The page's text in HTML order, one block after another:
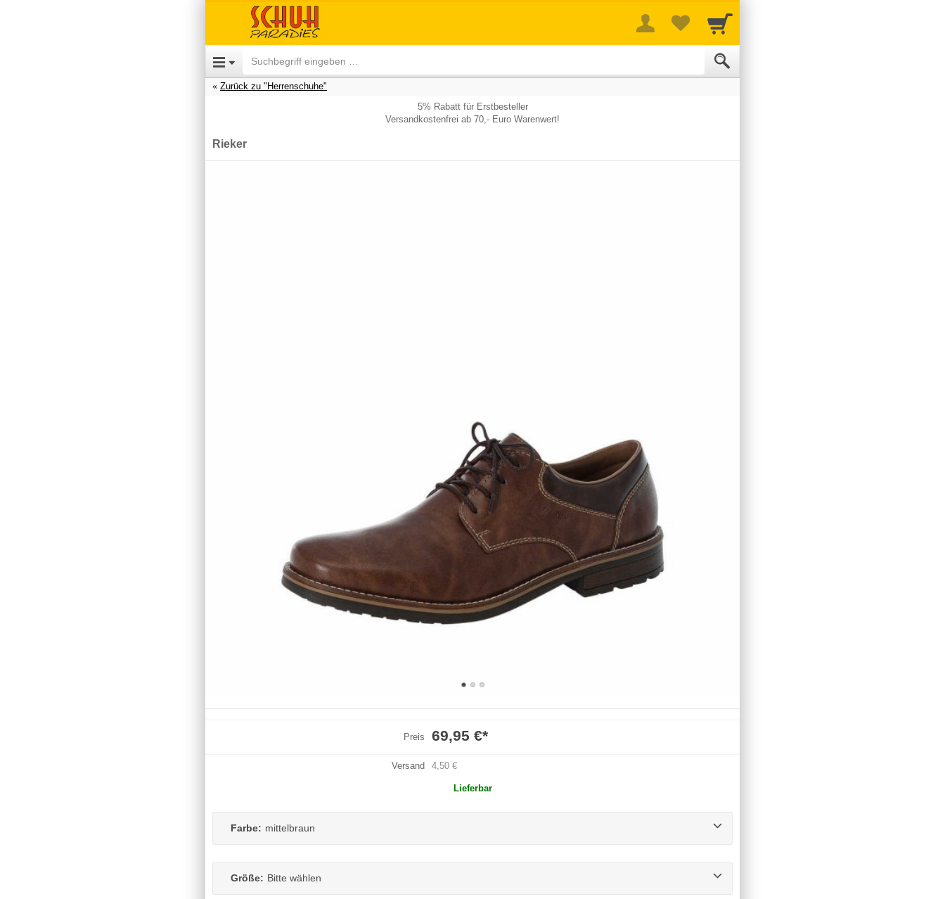
Zurück zu "Herrenschuhe"
5% Rabatt für Erstbesteller
Versandkostenfrei ab 70,- Euro Warenwert!
Rieker
Preis 69,95 €*
Versand 4,50 €
Lieferbar
Farbe: mittelbraun
Größe: Bitte wählen